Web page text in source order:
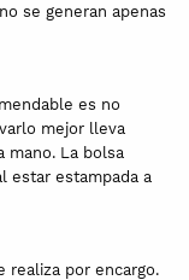
se generan apenas
es no
mejor lleva
mano. La bolsa
estar estampada a
realiza por encargo.